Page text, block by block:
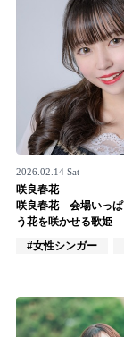
ぶいコミュ！by
ぶいマガ！ by
Follow us
Official SNS
2026.02.14 Sat
咲良春花
咲良春花 会場いっぱ
う花を咲かせる歌姫
#女性シンガー